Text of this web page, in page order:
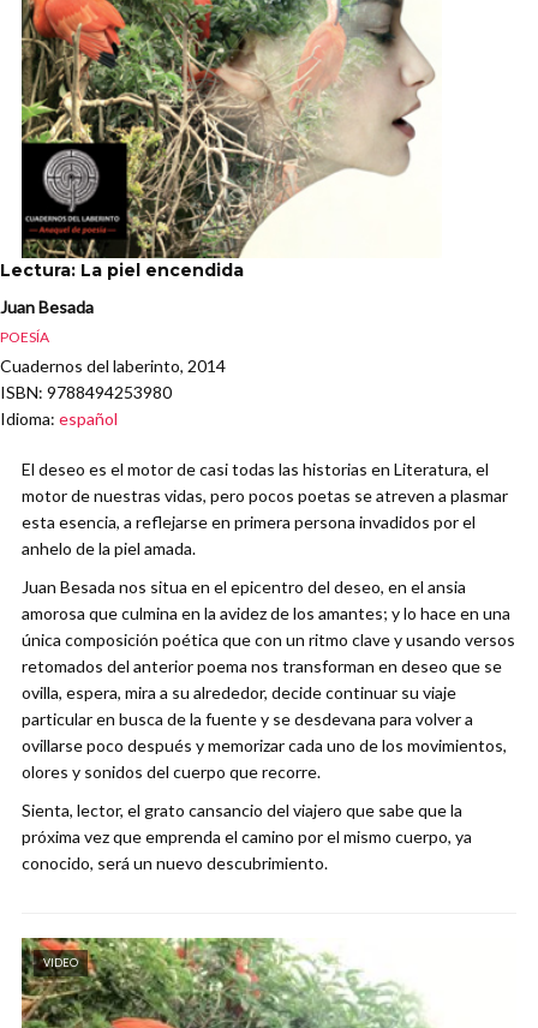
Lectura: La piel encendida
Juan Besada
POESÍA
Cuadernos del laberinto, 2014
ISBN: 9788494253980
Idioma: español
El deseo es el motor de casi todas las historias en Literatura, el
motor de nuestras vidas, pero pocos poetas se atreven a plasmar
esta esencia, a reflejarse en primera persona invadidos por el
anhelo de la piel amada.
Juan Besada nos situa en el epicentro del deseo, en el ansia
amorosa que culmina en la avidez de los amantes; y lo hace en una
única composición poética que con un ritmo clave y usando versos
retomados del anterior poema nos transforman en deseo que se
ovilla, espera, mira a su alrededor, decide continuar su viaje
particular en busca de la fuente y se desdevana para volver a
ovillarse poco después y memorizar cada uno de los movimientos,
olores y sonidos del cuerpo que recorre.
Sienta, lector, el grato cansancio del viajero que sabe que la
próxima vez que emprenda el camino por el mismo cuerpo, ya
conocido, será un nuevo descubrimiento.
VIDEO